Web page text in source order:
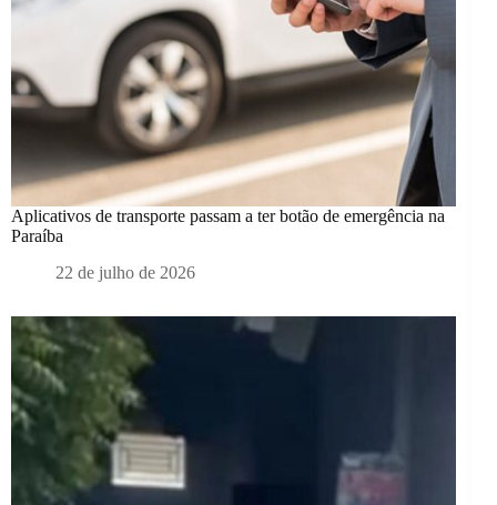
Aplicativos de transporte passam a ter botão de emergência na
Paraíba
22 de julho de 2026